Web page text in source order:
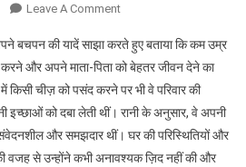
Leave A CommentOn
से
ही
बड़े
सपने
और
परिवार
बचपन की यादें साझा करते हुए बताया कि कम उम्र
और अपने माता-पिता को बेहतर जीवन देने का
किसी चीज़ को पसंद करने पर भी वे परिवार की
इच्छाओं को दबा लेती थीं। रानी के अनुसार, वे अपनी
और समझदार थीं। घर की परिस्थितियों और
वजह से उन्होंने कभी अनावश्यक ज़िद नहीं की और